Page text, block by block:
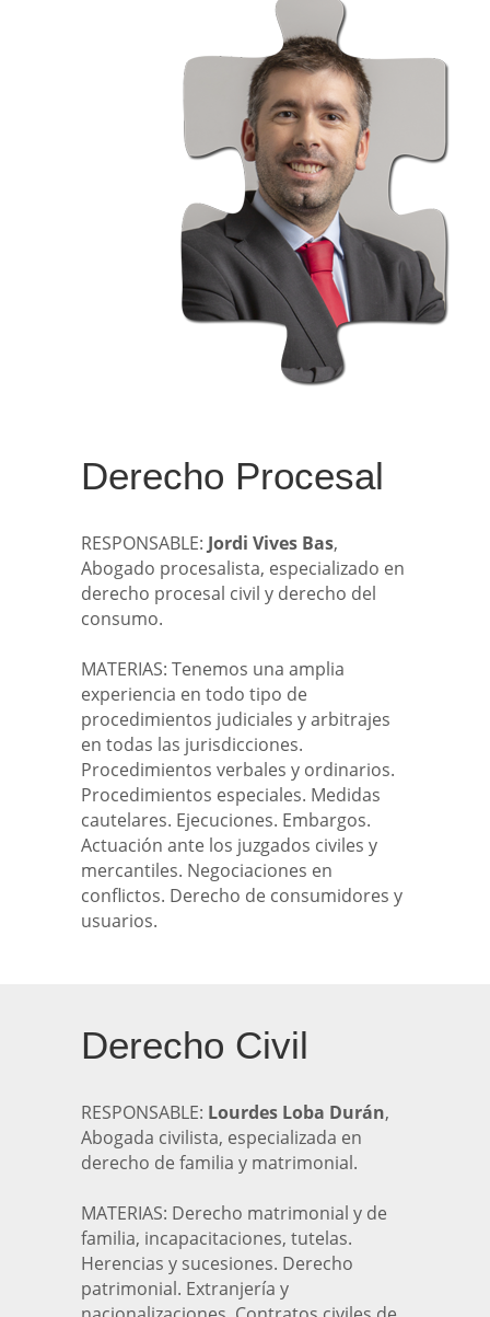
Derecho Procesal
RESPONSABLE: Jordi Vives Bas,
Abogado procesalista, especializado en
derecho procesal civil y derecho del
consumo.
MATERIAS: Tenemos una amplia
experiencia en todo tipo de
procedimientos judiciales y arbitrajes
en todas las jurisdicciones.
Procedimientos verbales y ordinarios.
Procedimientos especiales. Medidas
cautelares. Ejecuciones. Embargos.
Actuación ante los juzgados civiles y
mercantiles. Negociaciones en
conflictos. Derecho de consumidores y
usuarios.
Derecho Civil
RESPONSABLE: Lourdes Loba Durán,
Abogada civilista, especializada en
derecho de familia y matrimonial.
MATERIAS: Derecho matrimonial y de
familia, incapacitaciones, tutelas.
Herencias y sucesiones. Derecho
patrimonial. Extranjería y